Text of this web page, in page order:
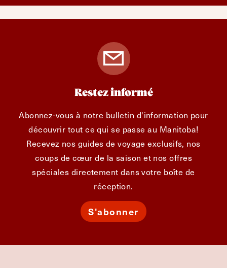
Restez informé
Abonnez-vous à notre bulletin d'information pour
découvrir tout ce qui se passe au Manitoba!
Recevez nos guides de voyage exclusifs, nos
coups de cœur de la saison et nos offres
spéciales directement dans votre boîte de
réception.
S'abonner